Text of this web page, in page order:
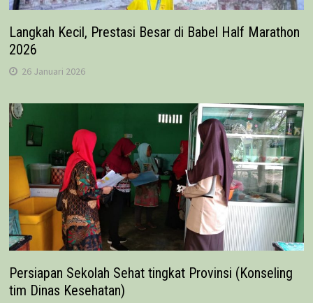
Langkah Kecil, Prestasi Besar di Babel Half Marathon
2026
26 Januari 2026
Persiapan Sekolah Sehat tingkat Provinsi (Konseling
tim Dinas Kesehatan)